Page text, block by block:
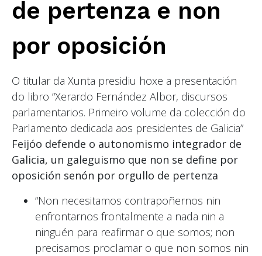
de pertenza e non
por oposición
O titular da Xunta presidiu hoxe a presentación
do libro “Xerardo Fernández Albor, discursos
parlamentarios. Primeiro volume da colección do
Parlamento dedicada aos presidentes de Galicia”
Feijóo defende o autonomismo integrador de
Galicia, un galeguismo que non se define por
oposición senón por orgullo de pertenza
“Non necesitamos contrapoñernos nin
enfrontarnos frontalmente a nada nin a
ninguén para reafirmar o que somos; non
precisamos proclamar o que non somos nin